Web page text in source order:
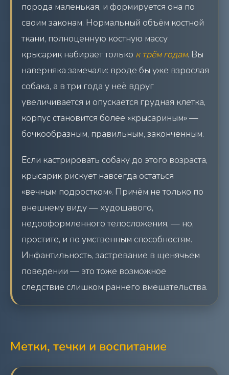
порода маленькая, и формируется она по
своим законам. Нормальный объём костной
ткани, полноценную костную массу
крысарик набирает только к трём годам. Вы
наверняка замечали: вроде бы уже взрослая
собака, а в три года у неё вдруг
увеличивается и опускается грудная клетка,
корпус становится более «крысариным» —
бочкообразным, правильным, законченным.
Если кастрировать собаку до этого возраста,
крысарик рискует навсегда остаться
«вечным подростком». Причём не только по
внешнему виду — худощавого,
недооформленного телосложения, — но,
простите, и по умственным способностям.
Инфантильность, застревание в щенячьем
поведении — это тоже возможное
следствие слишком раннего вмешательства.
Метки, течки и воспитание